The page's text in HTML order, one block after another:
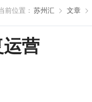
前位置： 苏州汇 文章
营